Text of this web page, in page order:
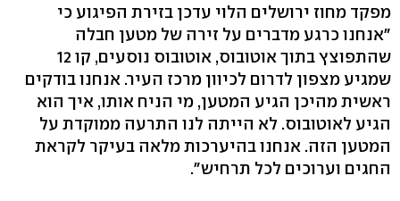
מפקד מחוז ירושלים הלוי עדכן בזירת הפיגוע כי
"אנחנו כרגע מדברים על זירה של מטען חבלה
שהתפוצץ בתוך אוטובוס, אוטובוס נוסעים, קו 12
שמגיע מצפון לדרום לכיוון מרכז העיר. אנחנו בודקים
ראשית מהיכן הגיע המטען, מי הניח אותו, איך הוא
הגיע לאוטובוס. לא הייתה לנו התרעה ממוקדת על
המטען הזה. אנחנו בהיערכות מלאה בעיקר לקראת
החגים וערוכים לכל תרחיש".